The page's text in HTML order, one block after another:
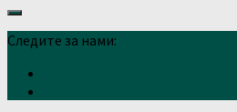
Следите за нами: